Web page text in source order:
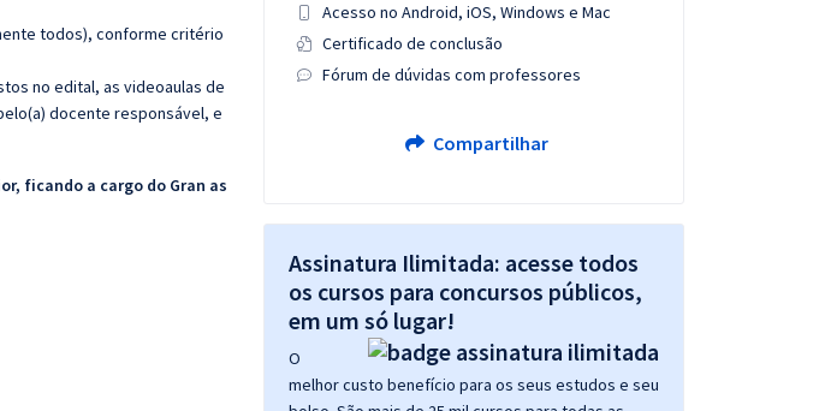
todos), conforme critério
no edital, as videoaulas de
docente responsável, e
ficando a cargo do Gran as
Acesso no Android, iOS, Windows e Mac
Certificado de conclusão
Fórum de dúvidas com professores
Compartilhar
Assinatura Ilimitada: acesse todos
os cursos para concursos públicos,
em um só lugar!
O
melhor custo benefício para os seus estudos e seu